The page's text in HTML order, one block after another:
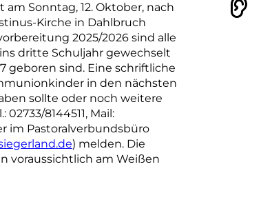
Sonntag, 12. Oktober, nach
Kirche in Dahlbruch
2025/2026 sind alle
dritte Schuljahr gewechselt
geboren sind. Eine schriftliche
in den nächsten
sollte oder noch weitere
8144511, Mail:
im Pastoralverbundsbüro
) melden. Die
voraussichtlich am Weißen
Vorlesen